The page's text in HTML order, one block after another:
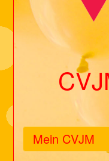
Mein CVJM